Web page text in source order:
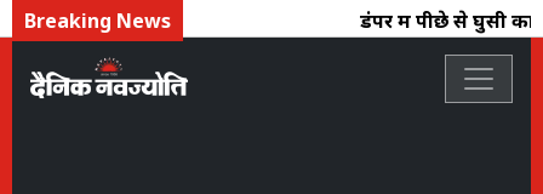
Breaking News डंपर में पीछे से घुसी